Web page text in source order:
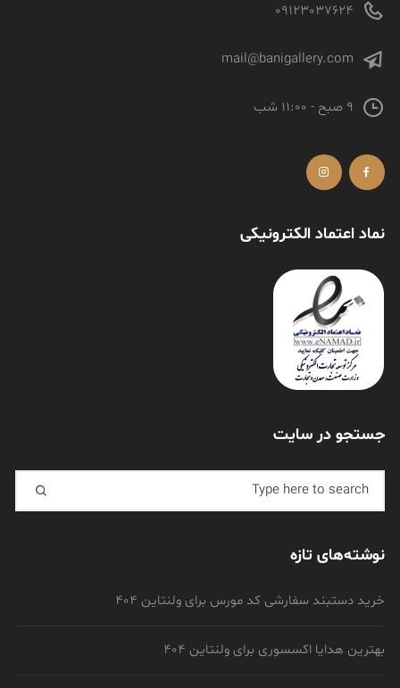
09123037624
mail@banigallery.com
9 صبح - 11:00 شب
نماد اعتماد الکترونیکی
جستجو در سایت
Search for:
نوشته‌های تازه
خرید دستبند سفارشی کد مورس برای ولنتاین 404
بهترین هدایا اکسسوری برای ولنتاین 404